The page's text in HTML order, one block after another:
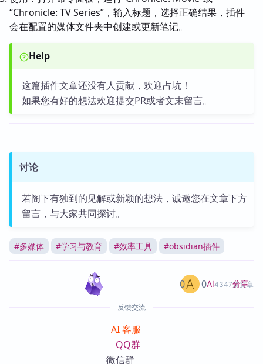
“Chronicle: TV Series”，输入标题，选择正确结果，插件
会在配置的媒体文件夹中创建或更新笔记。
Help
这篇插件文章还没有人贡献，欢迎占坑！
如果您有好的想法欢迎提交PR或者文末留言。
讨论
若阁下有独到的见解或新颖的想法，诚邀您在文章下方
留言，与大家共同探讨。
#多媒体 #学习与教育 #效率工具 #obsidian插件
AI4347篇文章
0 0 分享
反馈交流
AI 客服
QQ群
微信群